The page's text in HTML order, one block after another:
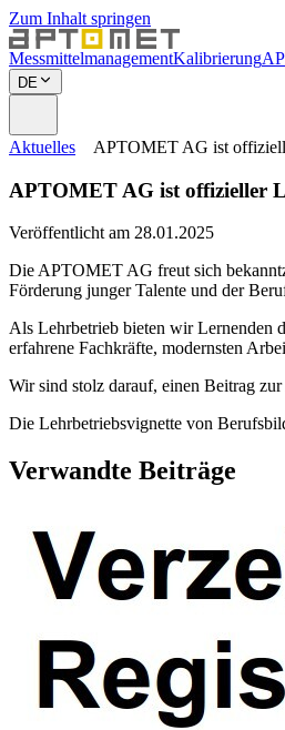
Zum Inhalt springen
MessmittelmanagementKalibrierung
DE
Aktuelles APTOMET AG ist
APTOMET AG ist offizieller
Veröffentlicht am 28.01.2025
Die APTOMET AG freut sich
Förderung junger Talente und der
Als Lehrbetrieb bieten wir Lernenden
erfahrene Fachkräfte, modernsten
Wir sind stolz darauf, einen Beitrag
Die Lehrbetriebsvignette von
Verwandte Beiträge